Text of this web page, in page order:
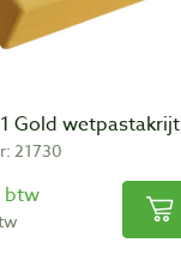
Gold wetpastakrijt
21730
btw